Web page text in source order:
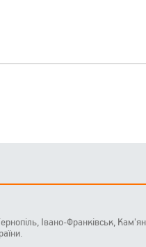
Івано-Франківськ,